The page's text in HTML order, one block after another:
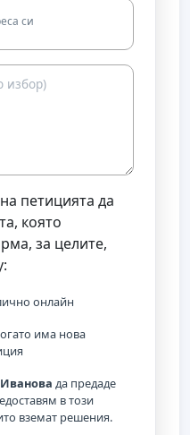
си
петицията да
която
за целите,
онлайн
има нова
да предаде
в този
вземат решения.